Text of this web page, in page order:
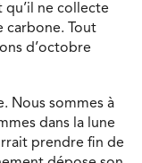
ne collecte
carbone. Tout
d’octobre
Nous sommes à
dans la lune
prendre fin de